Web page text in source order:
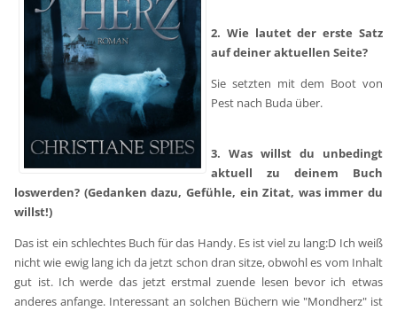
2. Wie lautet der erste Satz
auf deiner aktuellen Seite?
Sie setzten mit dem Boot von
Pest nach Buda über.
3. Was willst du unbedingt
aktuell zu deinem Buch
loswerden? (Gedanken dazu, Gefühle, ein Zitat, was immer du
willst!)
Das ist ein schlechtes Buch für das Handy. Es ist viel zu lang:D Ich weiß
nicht wie ewig lang ich da jetzt schon dran sitze, obwohl es vom Inhalt
gut ist. Ich werde das jetzt erstmal zuende lesen bevor ich etwas
anderes anfange. Interessant an solchen Büchern wie "Mondherz" ist